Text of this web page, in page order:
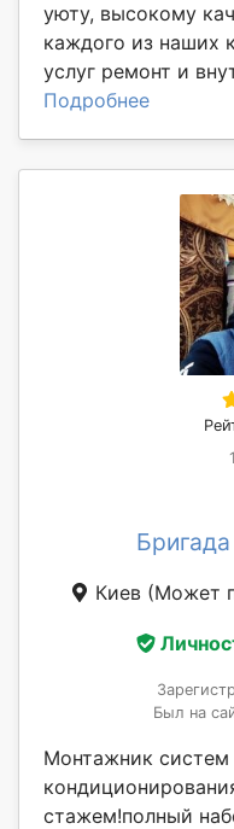
уюту, высокому
каждого из наших
услуг ремонт и
Подробнее
Киев (Может
Был на
Монтажник систем
стажем!полный